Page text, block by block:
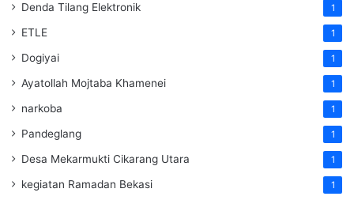
Denda Tilang Elektronik 1
ETLE 1
Dogiyai 1
Ayatollah Mojtaba Khamenei 1
narkoba 1
Pandeglang 1
Desa Mekarmukti Cikarang Utara 1
kegiatan Ramadan Bekasi 1